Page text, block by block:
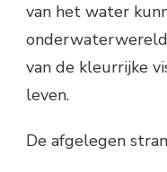
van het water
van de kleurrijke
leven.
De afgelegen